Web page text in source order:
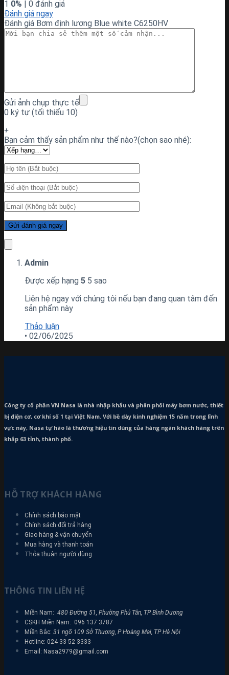
1 0% | 0 đánh giá
Đánh giá ngay
Đánh giá Bơm định lượng Blue white C6250HV
Gửi ảnh chụp thực tế
0 ký tự (tối thiểu 10)
+
Bạn cảm thấy sản phẩm như thế nào?(chọn sao nhé):
Admin
Được xếp hạng 5 5 sao
Liên hệ ngay với chúng tôi nếu bạn đang quan tâm đến
sản phẩm này
Thảo luận
• 02/06/2025
Công ty cổ phần VN Nasa là nhà nhập khẩu và phân phối máy bơm nước, thiết
bị điện cơ, cơ khí số 1 tại Việt Nam. Với bề dày kinh nghiệm 15 năm trong lĩnh
vực này, Nasa tự hào là thương hiệu tin dùng của hàng ngàn khách hàng trên
khắp 63 tỉnh, thành phố.
HỖ TRỢ KHÁCH HÀNG
Chính sách bảo mật
Chính sách đổi trả hàng
Giao hàng & vận chuyển
Mua hàng và thanh toán
Thỏa thuận người dùng
THÔNG TIN LIÊN HỆ
Miền Nam: 480 Đường 51, Phường Phú Tân, TP Bình Dương
CSKH Miền Nam: 096 137 3787
Miền Bắc: 31 ngõ 109 Sở Thượng, P Hoàng Mai, TP Hà Nội
Hotline: 024 33 52 3333
Email: Nasa2979@gmail.com